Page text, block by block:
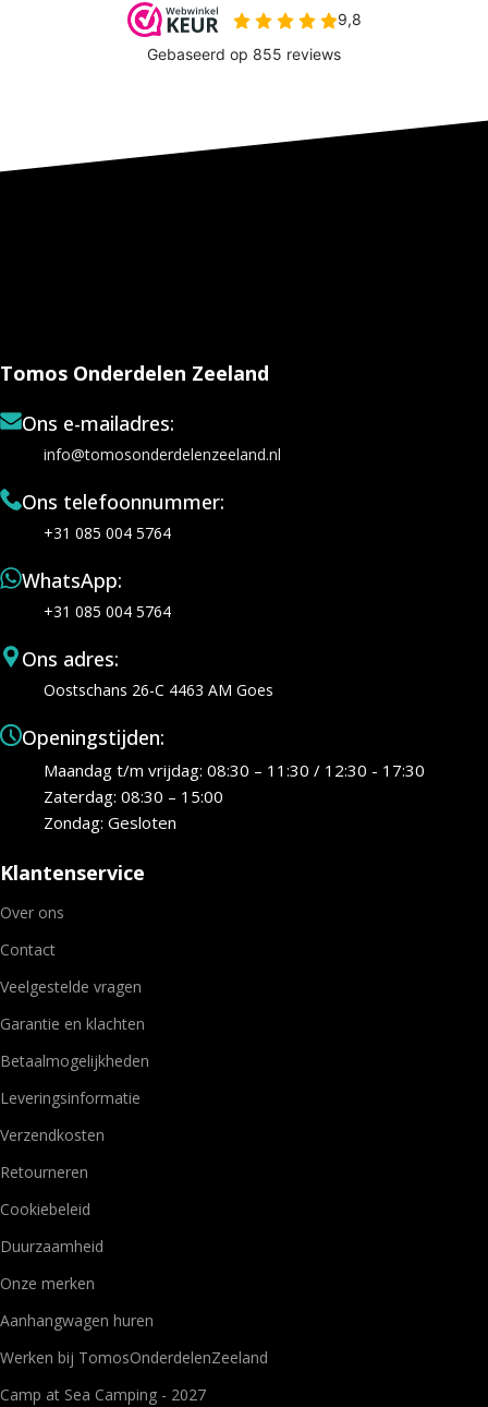
Tomos Onderdelen Zeeland
Ons e-mailadres:
info@tomosonderdelenzeeland.nl
Ons telefoonnummer:
+31 085 004 5764
WhatsApp:
+31 085 004 5764
Ons adres:
Oostschans 26-C 4463 AM Goes
Openingstijden:
Maandag t/m vrijdag: 08:30 – 11:30 / 12:30 - 17:30
Zaterdag: 08:30 – 15:00
Zondag: Gesloten
Klantenservice
Over ons
Contact
Veelgestelde vragen
Garantie en klachten
Betaalmogelijkheden
Leveringsinformatie
Verzendkosten
Retourneren
Cookiebeleid
Duurzaamheid
Onze merken
Aanhangwagen huren
Werken bij TomosOnderdelenZeeland
Camp at Sea Camping - 2027